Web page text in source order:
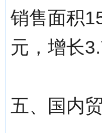
销售面积
元，增长
五、国内